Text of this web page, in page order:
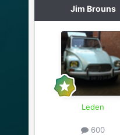
Jim Brouns
Leden
600